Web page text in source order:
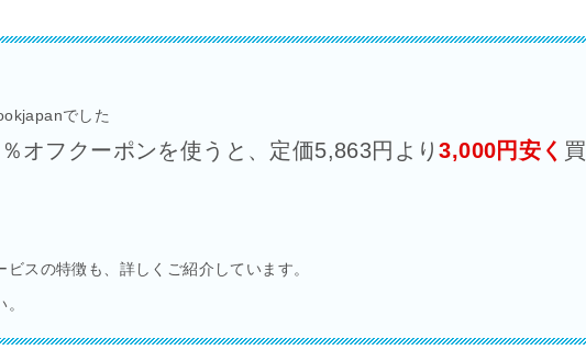
でした
オフクーポンを使うと、定価5,863円より3,000円安く
スの特徴も、詳しくご紹介しています。